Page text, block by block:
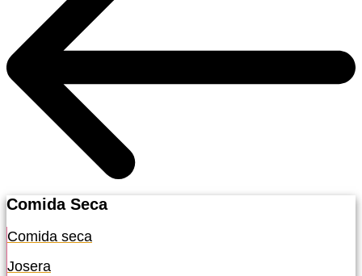
Comida Seca
Comida seca
Josera